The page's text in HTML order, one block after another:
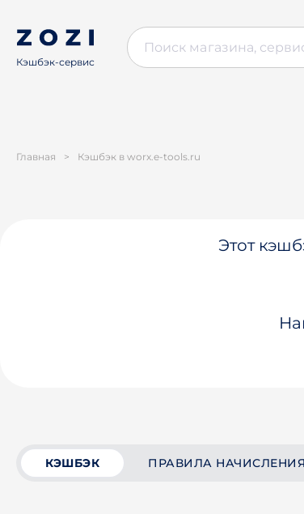
Кэшбэк-сервис
Главная > Кэшбэк в worx.e-tools.ru
Этот
КЭШБЭК ПРАВИЛА НАЧИСЛЕНИЯ